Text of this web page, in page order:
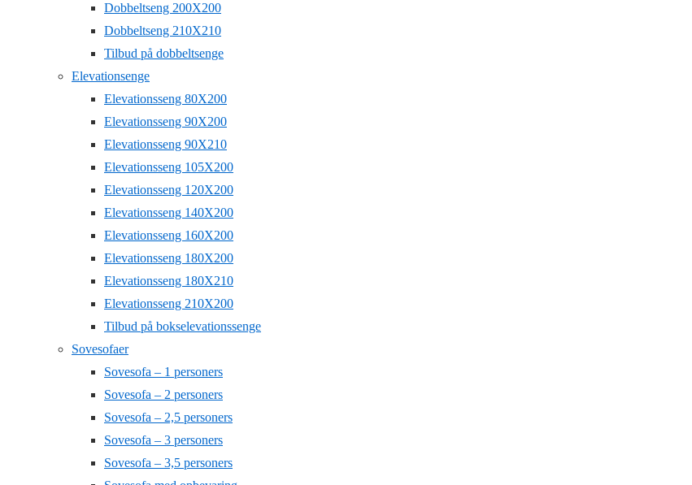
Dobbeltseng 200X200
Dobbeltseng 210X210
Tilbud på dobbeltsenge
Elevationsenge
Elevationsseng 80X200
Elevationsseng 90X200
Elevationsseng 90X210
Elevationsseng 105X200
Elevationsseng 120X200
Elevationsseng 140X200
Elevationsseng 160X200
Elevationsseng 180X200
Elevationsseng 180X210
Elevationsseng 210X200
Tilbud på bokselevationssenge
Sovesofaer
Sovesofa – 1 personers
Sovesofa – 2 personers
Sovesofa – 2,5 personers
Sovesofa – 3 personers
Sovesofa – 3,5 personers